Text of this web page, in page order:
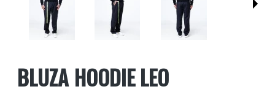
BLUZA HOODIE LEO